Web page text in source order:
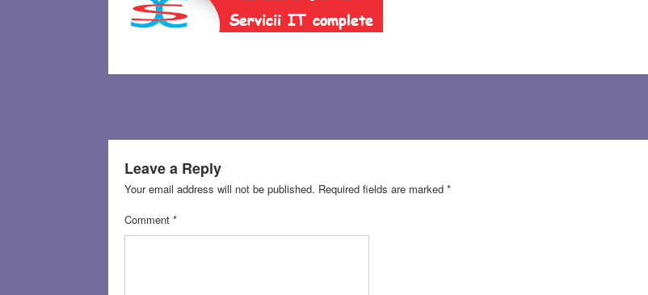
Leave a Reply
Your email address will not be published. Required fields are marked*
Comment*